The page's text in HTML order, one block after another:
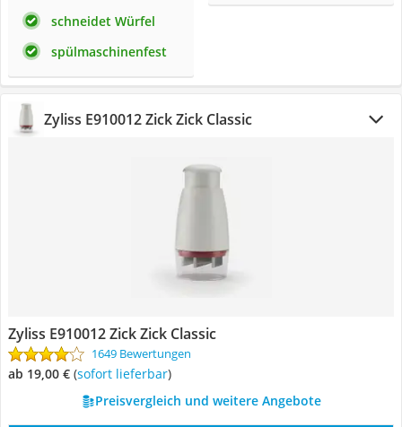
schneidet Würfel
spülmaschinenfest
Zyliss E910012 Zick Zick Classic
Zyliss E910012 Zick Zick Classic
1649 Bewertungen
ab 19,00 € ( Sofort lieferbar)
Preisvergleich und weitere Angebote